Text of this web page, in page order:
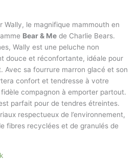
Wally, le magnifique mammouth en
Bear & Me de Charlie Bears.
Wally est une peluche non
douce et réconfortante, idéale pour
Avec sa fourrure marron glacé et son
confort et tendresse à votre
compagnon à emporter partout.
parfait pour de tendres étreintes.
respectueux de l’environnement,
fibres recyclées et de granulés de